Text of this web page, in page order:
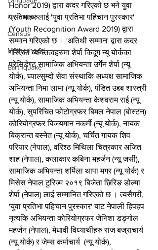
Kusunda
Census
Motherhood
Earthquake
Honor 2019) द्वारा कदर गरिएको छ भने युवा
प्रतिभाहरुलाई 'युवा प्रतिभा पहिचान पुरस्कार'
(Youth Recognition Award 2019) द्वारा
सम्मान गरिएको छ । 'अतिथी सम्मान' द्वारा कदर
गरिएका ब्यक्तित्वहरुमा शेर्पा किदूग न्यू योर्कका
प्रेसिडेण्ट सामाजिक अभियन्ता उर्गेन शेर्पा (न्यू
योर्क), घ्याल्सुम्दो सेवा संस्थाकि अध्यक्ष सामाजिक
अभियन्ता निमा लामा (न्यू योर्क), पंडित उद्दब शास्त्री
(न्यू योर्क), सामाजिक अभियन्ता केशवराम राई (न्यू
योर्क), सुपरिचित फोटोग्रफर बिमल नेपाल (बोस्टन)
कोरियोग्रफर बिजयमान नकर्मी (न्यू योर्क), नायक
बिक्रान्त बस्नेत (न्यू योर्क), चर्चित गायक शिव
परियार (नेपाल), वरिश्ठ मिथिला चित्रकार अजित
शाह (नेपाल), कलाकार कबिना महर्जन (न्यू जर्सी),
सामाजिक अभियन्ता शर्मिला थापा मगर (न्यू योर्क) र
मिसेस नेपाल टुरिज्म २०१९ बिजेता छिरिङ डोल्मा
शेर्पा (नेपाल) लाई सम्मानित गरिएको छ । त्यसैगरी,
'युवा प्रतिभा पहिचान पुरस्कार' बाट नेपाली हिपहप
नृत्यकि अभियन्ता कोरियोग्रफर जेनिशा डङ्गोल
महर्जन (नेपाल), मेधावी विध्यार्थीहरु राज बज्राचार्य
(न्यू योर्क) र जेम्स कर्माचार्य  (न्यू योर्क),